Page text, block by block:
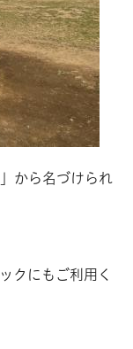
から名づけられ
クにもご利用く